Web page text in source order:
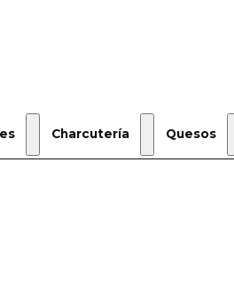
Charcutería Quesos